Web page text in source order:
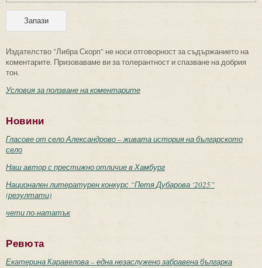
Издателство "Либра Скорп" не носи отговорност за съдържанието на
коментарите. Призоваваме ви за толерантност и спазване на добрия
тон.
Условия за ползване на коментарите
Новини
Гласове от село Александрово – живата история на българското
село
Наш автор с престижно отличие в Хамбург
Национален литературен конкурс “Петя Дубарова ‘2025”
(резултати)
чети по-нататък
Ревюта
Екатерина Каравелова – една незаслужено забравена българка